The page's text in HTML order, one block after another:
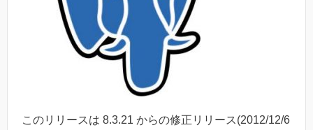
このリリースは 8.3.21 からの修正リリース(2012/12/6